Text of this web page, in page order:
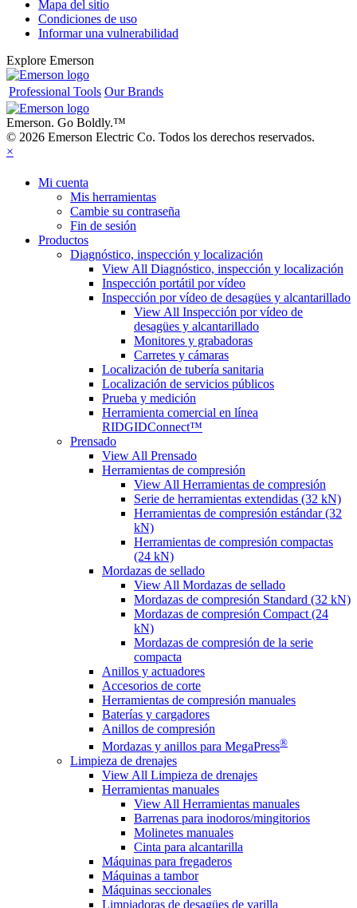
Mapa del sitio
Condiciones de uso
Informar una vulnerabilidad
Explore Emerson
Professional Tools Our Brands
Emerson. Go Boldly.™
© 2026 Emerson Electric Co. Todos los derechos reservados.
×
Mi cuenta
Mis herramientas
Cambie su contraseña
Fin de sesión
Productos
Diagnóstico, inspección y localización
View All Diagnóstico, inspección y localización
Inspección portátil por vídeo
Inspección por vídeo de desagües y alcantarillado
View All Inspección por vídeo de
desagües y alcantarillado
Monitores y grabadoras
Carretes y cámaras
Localización de tubería sanitaria
Localización de servicios públicos
Prueba y medición
Herramienta comercial en línea
RIDGIDConnect™
Prensado
View All Prensado
Herramientas de compresión
View All Herramientas de compresión
Serie de herramientas extendidas (32 kN)
Herramientas de compresión estándar (32
kN)
Herramientas de compresión compactas
(24 kN)
Mordazas de sellado
View All Mordazas de sellado
Mordazas de compresión Standard (32 kN)
Mordazas de compresión Compact (24
kN)
Mordazas de compresión de la serie
compacta
Anillos y actuadores
Accesorios de corte
Herramientas de compresión manuales
Baterías y cargadores
Anillos de compresión
Mordazas y anillos para MegaPress®
Limpieza de drenajes
View All Limpieza de drenajes
Herramientas manuales
View All Herramientas manuales
Barrenas para inodoros/mingitorios
Molinetes manuales
Cinta para alcantarilla
Máquinas para fregaderos
Máquinas a tambor
Máquinas seccionales
Limpiadoras de desagües de varilla